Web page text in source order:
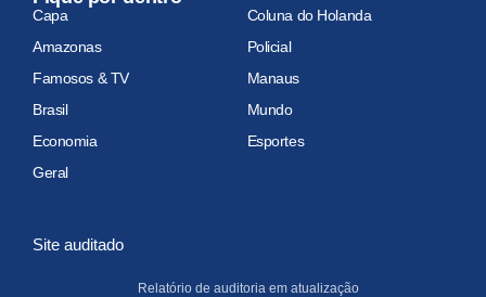
Capa
Coluna do Holanda
Amazonas
Policial
Famosos & TV
Manaus
Brasil
Mundo
Economia
Esportes
Geral
Site auditado
Relatório de auditoria em atualização